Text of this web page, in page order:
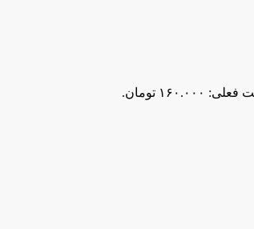
۱۶۰.۰۰۰ تومان.